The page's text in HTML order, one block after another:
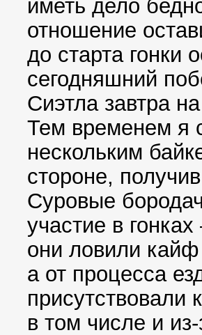
иметь дело
отношение
до старта гонки
сегодняшний
Сиэтла завтра
Тем временем я
нескольким
стороне,
Суровые
участие в
они ловили кайф
а от процесса
присутствовали
в том числе и